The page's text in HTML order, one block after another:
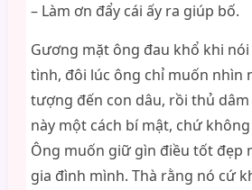
– Làm ơn đẩy cái ấy ra giúp bố.
Gương mặt ông đau khổ khi
tình, đôi lúc ông chỉ muốn nhìn
tượng đến con dâu, rồi thủ
này một cách bí mật, chứ
Ông muốn giữ gìn điều tốt đẹp
gia đình mình. Thà rằng nó cứ